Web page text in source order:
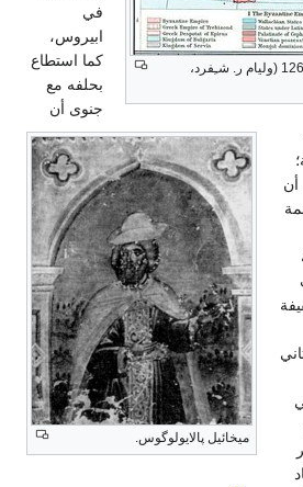
ميخائيل پالايولوگوس.
في
ابيروس،
كما استطاع
بحلفه مع
جنوى أن